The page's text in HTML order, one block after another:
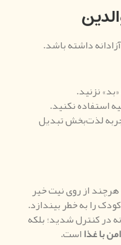
داشته باشد.
نزنید.
استفاده نکنید.
لذت‌بخش تبدیل
هرچند از روی نیت خیر
را به خطر بیندازد.
در کنترل شدید؛ بلکه
با غذااست.